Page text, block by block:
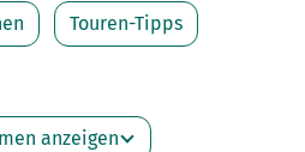
Touren-Tipps
anzeigen